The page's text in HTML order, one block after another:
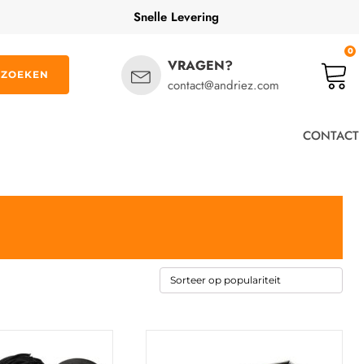
Snelle Levering
ZOEKEN VRAGEN?
contact@andriez.com
0
CONTACT